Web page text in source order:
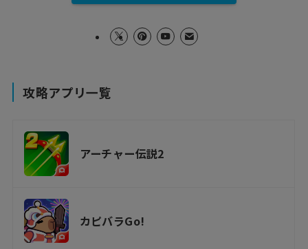
攻略アプリ一覧
アーチャー伝説2
カピバラGo!